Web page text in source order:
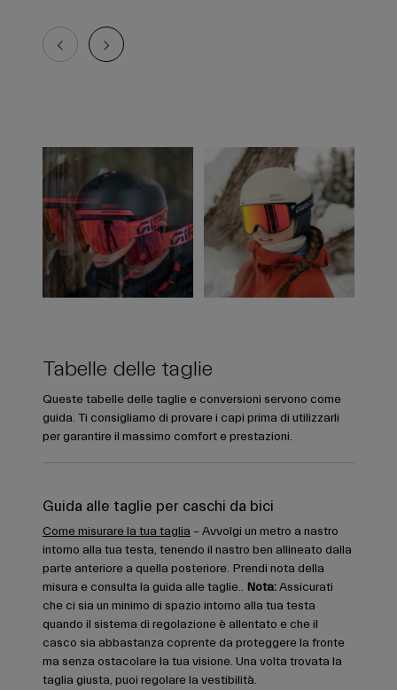
Tabelle delle taglie
Queste tabelle delle taglie e conversioni servono come
guida. Ti consigliamo di provare i capi prima di utilizzarli
per garantire il massimo comfort e prestazioni.
Guida alle taglie per caschi da bici
Come misurare la tua taglia – Avvolgi un metro a nastro
intorno alla tua testa, tenendo il nastro ben allineato dalla
parte anteriore a quella posteriore. Prendi nota della
misura e consulta la guida alle taglie.. Nota:Assicurati
che ci sia un minimo di spazio intorno alla tua testa
quando il sistema di regolazione è allentato e che il
casco sia abbastanza coprente da proteggere la fronte
ma senza ostacolare la tua visione. Una volta trovata la
taglia giusta, puoi regolare la vestibilità.